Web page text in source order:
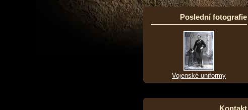
Poslední fotografie
Vojenské uniformy
Kontakt